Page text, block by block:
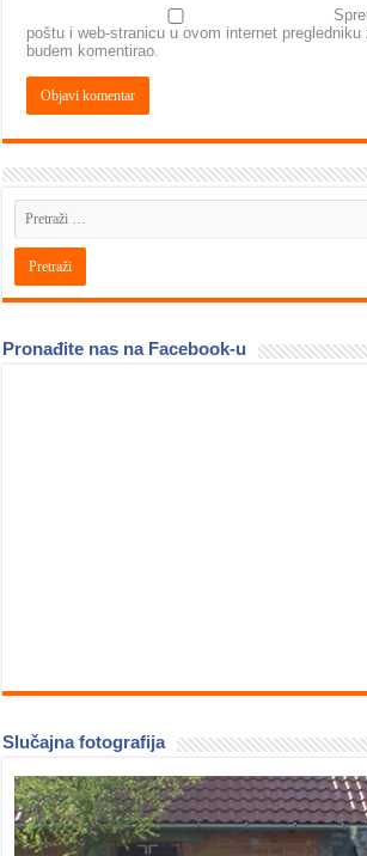
poštu i web-stranicu u ovom internet
budem komentirao.
Pronađite nas na Facebook-u
Slučajna fotografija